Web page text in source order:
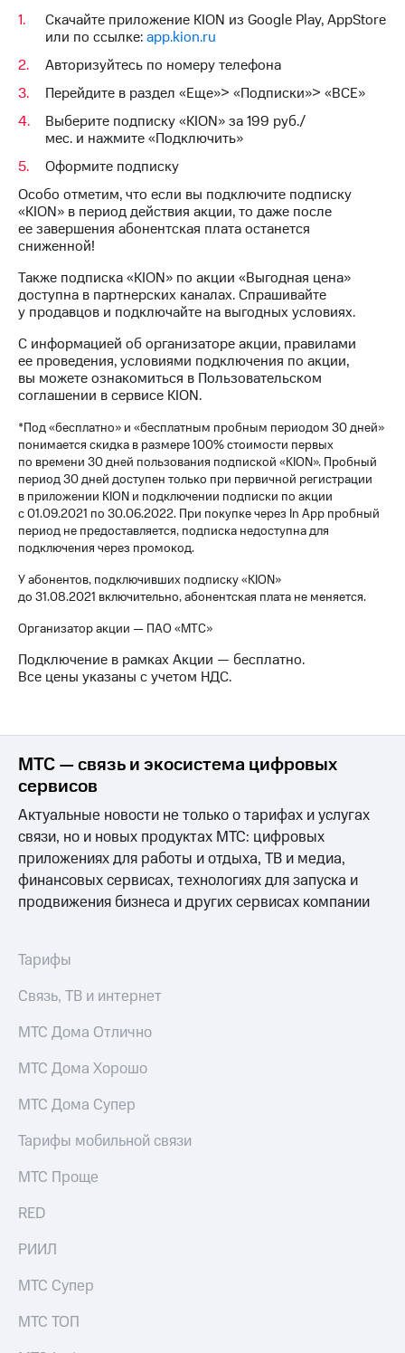
для
иностранцев
Оформить
чистый
номер
Выбрать
номер
Заменить
SIM-
карту
Перейти
на
eSIM
Для дома
Выберите
и подключите
ТВ
тарифом
Тарифы
Интернет,
ТВ и телефон
для дома
Услуги
интернет
ТВ
телефон
Перейти
в МТС
со своим
номером
МТС
на гигабайты
интернета,
фильмы,
музыка
и многое
другое
Семейная
подписки
доступ
ТВ
с выгодным
тарифом
Тарифы
Интернет,
для дома
Услуги
Личный
кабинет
интернета
и
Личный
кабинет
спутникового
ТВ
приложение
Мой
МТС
Акции
Видеонаблюдение
для дома
290 ₽/
мес
МТС
Premium
музыка
другое
Семейная
группа
Скидка
на тарифы,
общие
безопасности
Всё
рукой
что
КИОН
КИОН
Музыка
Скачайте приложение KION из Google Play, AppStore
или по ссылке:app.kion.ru
Авторизуйтесь по номеру телефона
Перейдите в раздел «Еще»> «Подписки»> «ВСЕ»
Выберите подписку «KION» за 199 руб./
мес. и нажмите «Подключить»
Оформите подписку
Особо отметим, что если вы подключите подписку
«KION» в период действия акции, то даже после
ее завершения абонентская плата останется
сниженной!
Также подписка «KION» по акции «Выгодная цена»
доступна в партнерских каналах. Спрашивайте
у продавцов и подключайте на выгодных условиях.
С информацией об организаторе акции, правилами
ее проведения, условиями подключения по акции,
вы можете ознакомиться в Пользовательском
соглашении в сервисе KION.
*Под «бесплатно» и «бесплатным пробным периодом 30 дней»
понимается скидка в размере 100% стоимости первых
по времени 30 дней пользования подпиской «KION». Пробный
период 30 дней доступен только при первичной регистрации
в приложении KION и подключении подписки по акции
с 01.09.2021 по 30.06.2022. При покупке через In App пробный
период не предоставляется, подписка недоступна для
подключения через промокод.
У абонентов, подключивших подписку «KION»
до 31.08.2021 включительно, абонентская плата не меняется.
Организатор акции — ПАО «МТС»
Подключение в рамках Акции — бесплатно.
Все цены указаны с учетом НДС.
МТС — связь и экосистема цифровых
сервисов
Актуальные новости не только о тарифах и услугах
связи, но и новых продуктах МТС: цифровых
приложениях для работы и отдыха, ТВ и медиа,
финансовых сервисах, технологиях для запуска и
продвижения бизнеса и других сервисах компании
Тарифы
Связь, ТВ и интернет
МТС Дома Отлично
МТС Дома Хорошо
МТС Дома Супер
Тарифы мобильной связи
МТС Проще
RED
РИИЛ
МТС Супер
МТС ТОП